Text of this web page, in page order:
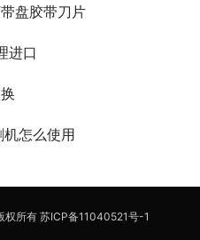
盘胶带刀片
进口
怎么使用
权所有 苏ICP备11040521号-1